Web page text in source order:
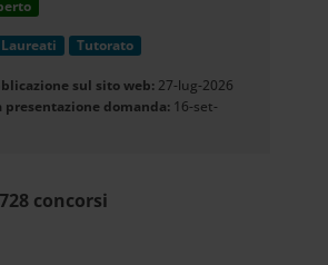
Tutorato
sul sito web: 27-lug-2026
presentazione domanda: 16-set-
concorsi